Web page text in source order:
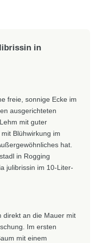
in
freie, sonnige Ecke im
ausgerichteten
mit guter
Blühwirkung im
hat.
in Rogging
julibrissin im 10-Liter-
direkt an die Mauer mit
Im ersten
mit einem